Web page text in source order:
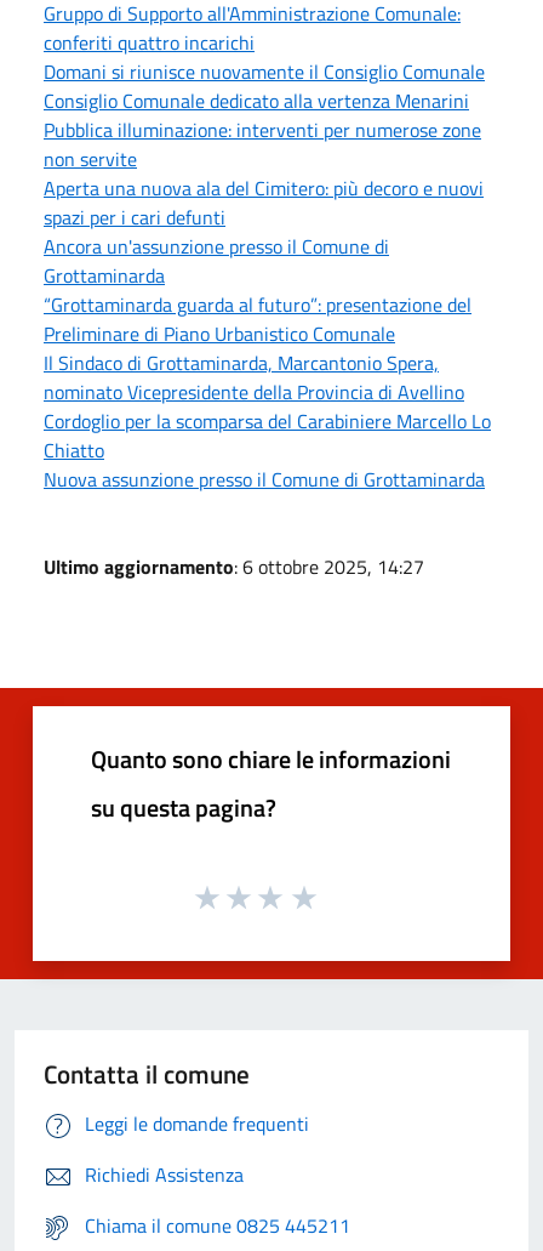
Gruppo di Supporto all'Amministrazione Comunale:
conferiti quattro incarichi
Domani si riunisce nuovamente il Consiglio Comunale
Consiglio Comunale dedicato alla vertenza Menarini
Pubblica illuminazione: interventi per numerose zone
non servite
Aperta una nuova ala del Cimitero: più decoro e nuovi
spazi per i cari defunti
Ancora un'assunzione presso il Comune di
Grottaminarda
“Grottaminarda guarda al futuro”: presentazione del
Preliminare di Piano Urbanistico Comunale
Il Sindaco di Grottaminarda, Marcantonio Spera,
nominato Vicepresidente della Provincia di Avellino
Cordoglio per la scomparsa del Carabiniere Marcello Lo
Chiatto
Nuova assunzione presso il Comune di Grottaminarda
Ultimo aggiornamento: 6 ottobre 2025, 14:27
Quanto sono chiare le informazioni
su questa pagina?
Contatta il comune
Leggi le domande frequenti
Richiedi Assistenza
Chiama il comune 0825 445211